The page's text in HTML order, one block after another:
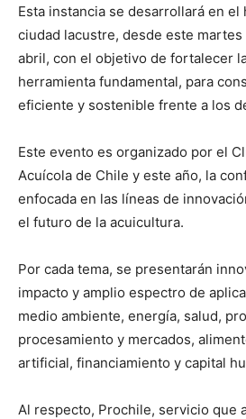
Esta instancia se desarrollará en el
ciudad lacustre, desde este
abril, con el objetivo de fortalecer
herramienta fundamental, para
eficiente y sostenible frente a los
Este evento es organizado por el
Acuícola de Chile y este año, la
enfocada en las líneas de
el futuro de la acuicultura.
Por cada tema, se presentarán
impacto y amplio espectro de
medio ambiente, energía, salud,
procesamiento y mercados,
artificial, financiamiento y capital
Al respecto, Prochile, servicio que